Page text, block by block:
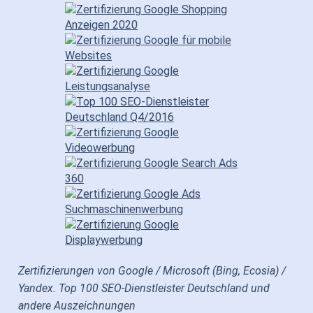
Zertifizierungen von Google / Microsoft (Bing, Ecosia) /
Yandex. Top 100 SEO-Dienstleister Deutschland und
andere Auszeichnungen